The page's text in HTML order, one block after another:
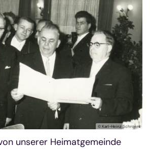
© Karl-Heinz Schroers
unserer Heimatgemeinde